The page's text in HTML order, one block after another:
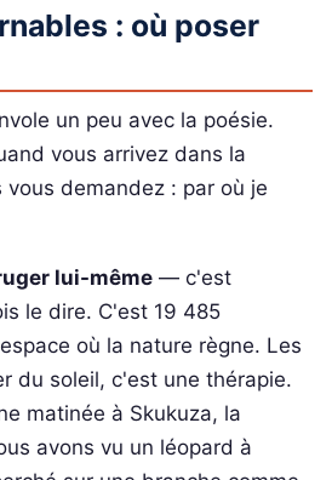
: où poser
un peu avec la poésie.
vous arrivez dans la
vous demandez : par où je
lui-même — c'est
le dire. C'est 19 485
où la nature règne. Les
du soleil, c'est une thérapie.
matinée à Skukuza, la
avons vu un léopard à